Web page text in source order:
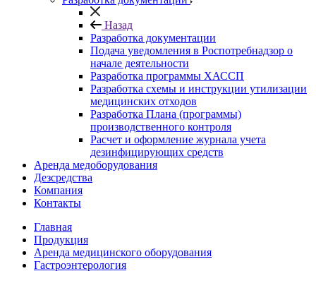
Назад
Разработка документации
Подача уведомления в Роспотребнадзор о
начале деятельности
Разработка программы ХАССП
Разработка схемы и инструкции утилизации
медицинских отходов
Разработка Плана (программы)
производственного контроля
Расчет и оформление журнала учета
дезинфицирующих средств
Аренда медоборудования
Дезсредства
Компания
Контакты
Главная
Продукция
Аренда медицинского оборудования
Гастроэнтерология